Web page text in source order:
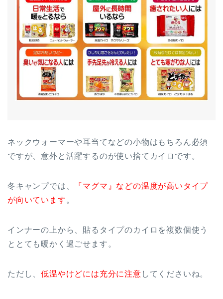
ネックウォーマーや耳当てなどの小物はもちろん必須
ですが、意外と活躍するのが使い捨てカイロです。
冬キャンプでは、
『マグマ』などの温度が高いタイプ
が向いています 。
インナーの上から、貼るタイプのカイロを複数個使う
ととても暖かく過ごせます。
ただし、低温やけどには充分に注意 してくださいね。